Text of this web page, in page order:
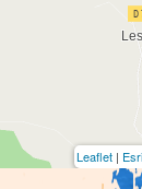
Leaflet | Esri